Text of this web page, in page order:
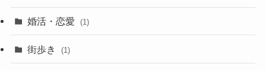
婚活・恋愛 (1)
街歩き (1)